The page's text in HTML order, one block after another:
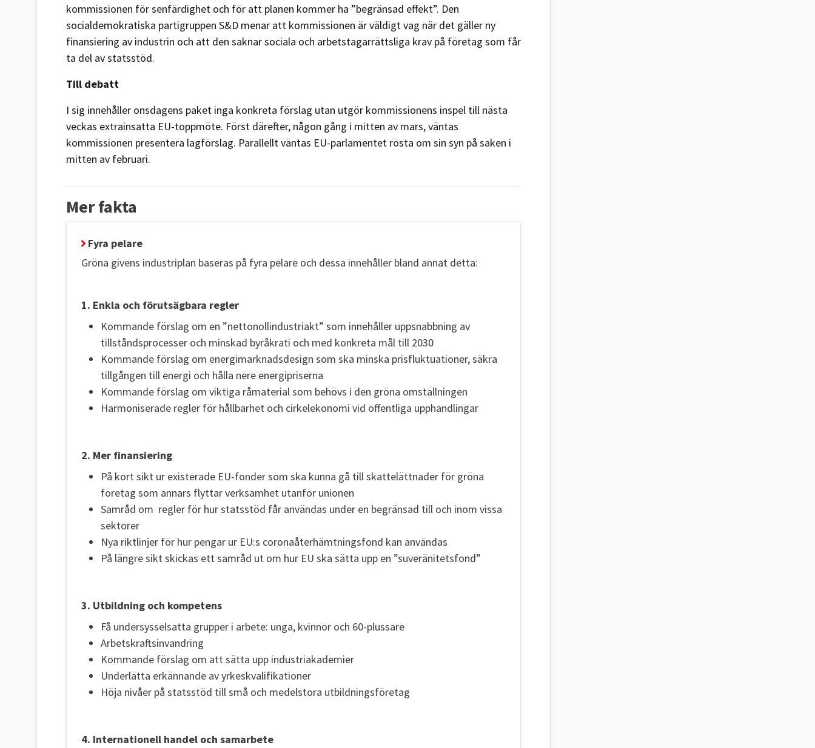
kommissionen för senfärdighet och för att planen kommer ha ”begränsad effekt”. Den
socialdemokratiska partigruppen S&D menar att kommissionen är väldigt vag när det gäller ny
finansiering av industrin och att den saknar sociala och arbetstagarrättsliga krav på företag som får
ta del av statsstöd.
Till debatt
I sig innehåller onsdagens paket inga konkreta förslag utan utgör kommissionens inspel till nästa
veckas extrainsatta EU-toppmöte. Först därefter, någon gång i mitten av mars, väntas
kommissionen presentera lagförslag. Parallellt väntas EU-parlamentet rösta om sin syn på saken i
mitten av februari.
Mer fakta
Fyra pelare
Gröna givens industriplan baseras på fyra pelare och dessa innehåller bland annat detta:
1. Enkla och förutsägbara regler
Kommande förslag om en ”nettonollindustriakt” som innehåller uppsnabbning av
tillståndsprocesser och minskad byråkrati och med konkreta mål till 2030
Kommande förslag om energimarknadsdesign som ska minska prisfluktuationer, säkra
tillgången till energi och hålla nere energipriserna
Kommande förslag om viktiga råmaterial som behövs i den gröna omställningen
Harmoniserade regler för hållbarhet och cirkelekonomi vid offentliga upphandlingar
2. Mer finansiering
På kort sikt ur existerade EU-fonder som ska kunna gå till skattelättnader för gröna
företag som annars flyttar verksamhet utanför unionen
Samråd om regler för hur statsstöd får användas under en begränsad till och inom vissa
sektorer
Nya riktlinjer för hur pengar ur EU:s coronaåterhämtningsfond kan användas
På längre sikt skickas ett samråd ut om hur EU ska sätta upp en ”suveränitetsfond”
3. Utbildning och kompetens
Få undersysselsatta grupper i arbete: unga, kvinnor och 60-plussare
Arbetskraftsinvandring
Kommande förslag om att sätta upp industriakademier
Underlätta erkännande av yrkeskvalifikationer
Höja nivåer på statsstöd till små och medelstora utbildningsföretag
4. Internationell handel och samarbete